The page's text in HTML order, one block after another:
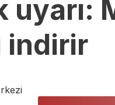
uyarı:
indirir